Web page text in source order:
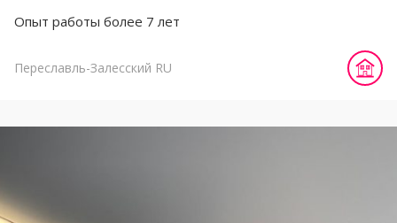
Опыт работы более 7 лет
Переславль-Залесский RU